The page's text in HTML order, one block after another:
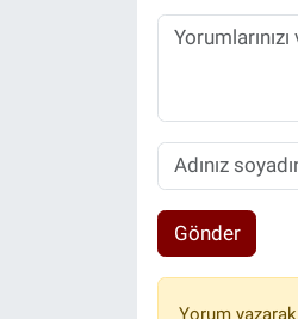
Gönder
Yorum yazarak